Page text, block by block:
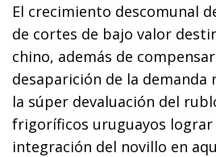
El crecimiento descomunal
de cortes de bajo valor
chino, además de
desaparición de la demanda
la súper devaluación del
frigoríficos uruguayos
integración del novillo en